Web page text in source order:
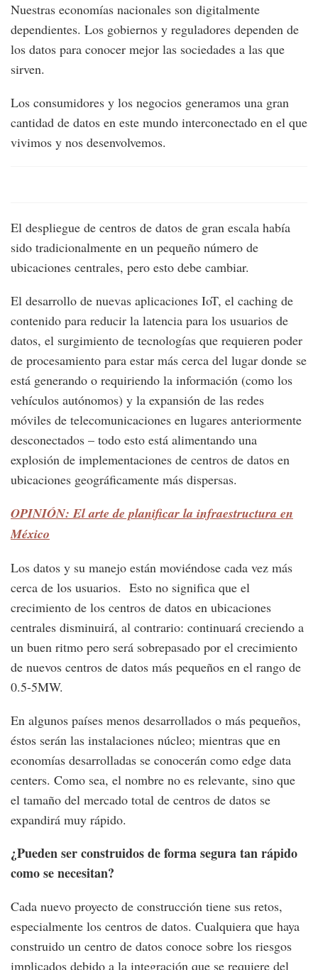
Nuestras economías nacionales son digitalmente
dependientes. Los gobiernos y reguladores dependen de
los datos para conocer mejor las sociedades a las que
sirven.
Los consumidores y los negocios generamos una gran
cantidad de datos en este mundo interconectado en el que
vivimos y nos desenvolvemos.
El despliegue de centros de datos de gran escala había
sido tradicionalmente en un pequeño número de
ubicaciones centrales, pero esto debe cambiar.
El desarrollo de nuevas aplicaciones IoT, el caching de
contenido para reducir la latencia para los usuarios de
datos, el surgimiento de tecnologías que requieren poder
de procesamiento para estar más cerca del lugar donde se
está generando o requiriendo la información (como los
vehículos autónomos) y la expansión de las redes
móviles de telecomunicaciones en lugares anteriormente
desconectados – todo esto está alimentando una
explosión de implementaciones de centros de datos en
ubicaciones geográficamente más dispersas.
OPINIÓN: El arte de planificar la infraestructura en
México
Los datos y su manejo están moviéndose cada vez más
cerca de los usuarios. Esto no significa que el
crecimiento de los centros de datos en ubicaciones
centrales disminuirá, al contrario: continuará creciendo a
un buen ritmo pero será sobrepasado por el crecimiento
de nuevos centros de datos más pequeños en el rango de
0.5-5MW.
En algunos países menos desarrollados o más pequeños,
éstos serán las instalaciones núcleo; mientras que en
economías desarrolladas se conocerán como edge data
centers. Como sea, el nombre no es relevante, sino que
el tamaño del mercado total de centros de datos se
expandirá muy rápido.
¿Pueden ser construidos de forma segura tan rápido
como se necesitan?
Cada nuevo proyecto de construcción tiene sus retos,
especialmente los centros de datos. Cualquiera que haya
construido un centro de datos conoce sobre los riesgos
implicados debido a la integración que se requiere del